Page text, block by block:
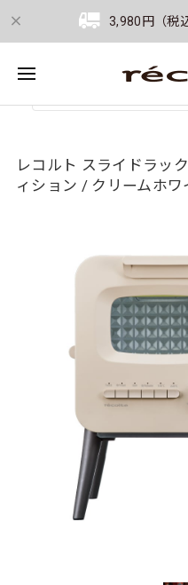
3,980円（税
レコルト スライドラッ
ィション / クリームホワ